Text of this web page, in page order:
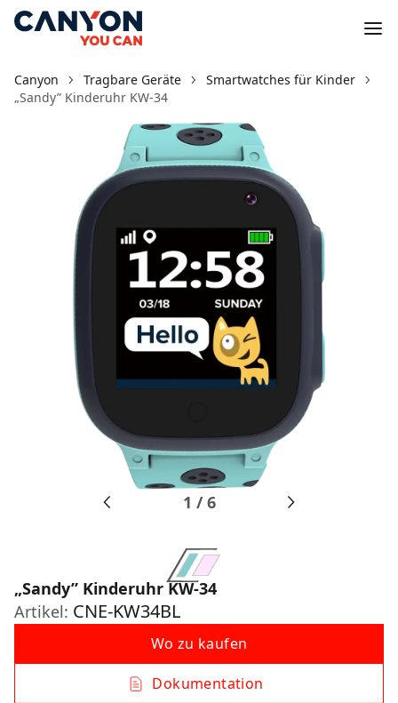
Canyon Tragbare Geräte
Smartwatches für Kinder
„Sandy” Kinderuhr KW-34
1 /6
„Sandy” Kinderuhr KW-34
Artikel: CNE-KW34BL
Wo zu kaufen
Dokumentation